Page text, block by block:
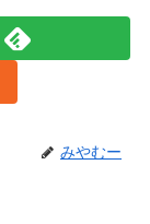
みやむー